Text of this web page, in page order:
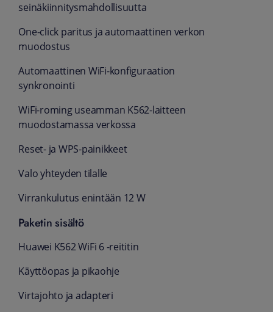
seinäkiinnitysmahdollisuutta
One-click paritus ja automaattinen verkon
muodostus
Automaattinen WiFi-konfiguraation
synkronointi
WiFi-roming useamman K562-laitteen
muodostamassa verkossa
Reset- ja WPS-painikkeet
Valo yhteyden tilalle
Virrankulutus enintään 12 W
Paketin sisältö
Huawei K562 WiFi 6 -reititin
Käyttöopas ja pikaohje
Virtajohto ja adapteri